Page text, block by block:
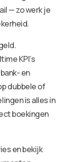
— zo werk je
KPI’s
en
dubbele of
is alles in
boekingen
en bekijk